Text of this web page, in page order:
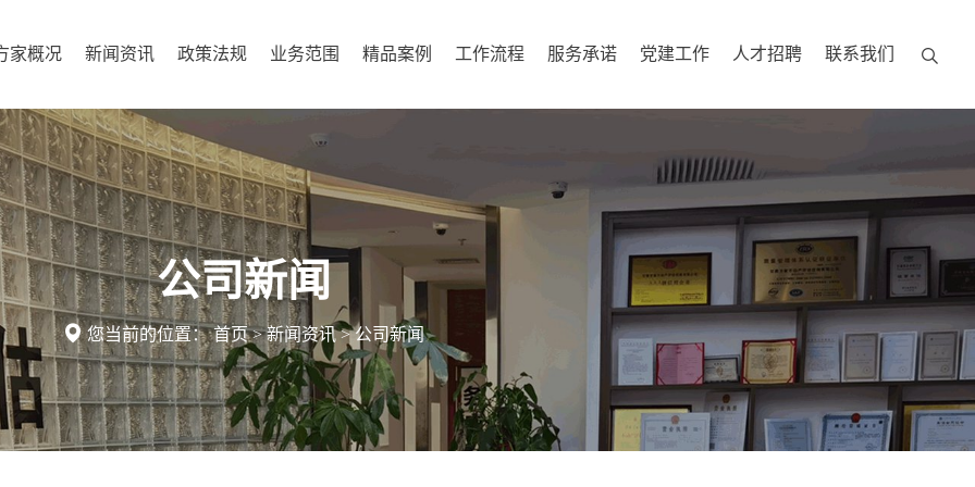
家概况 新闻资讯 政策法规 业务范围 精品案例 工作流程 服务承诺 党建工作 人才招聘 联系我们
公司新闻
您当前的位置：首页>新闻资讯>公司新闻